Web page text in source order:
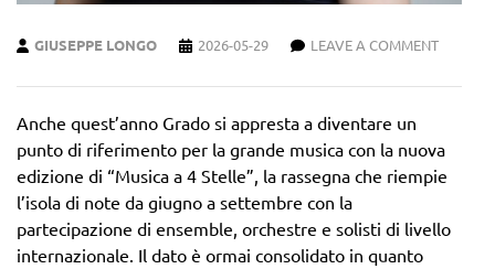
GIUSEPPE LONGO 2026-05-29 LEAVE A COMMENT
Anche quest’anno Grado si appresta a diventare un
punto di riferimento per la grande musica con la nuova
edizione di “Musica a 4 Stelle”, la rassegna che riempie
l’isola di note da giugno a settembre con la
partecipazione di ensemble, orchestre e solisti di livello
internazionale. Il dato è ormai consolidato in quanto